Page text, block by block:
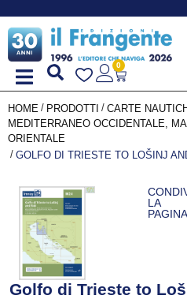
0
HOME / PRODOTTI / CARTE
MEDITERRANEO OCCIDENTALE,
ORIENTALE
/ GOLFO DI TRIESTE TO LOŠINJ
LA
PAGINA
Golfo di Trieste to